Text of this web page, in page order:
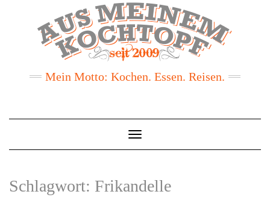
Mein Motto: Kochen. Essen. Reisen.
Toggle
Navigation
Schlagwort: Frikandelle